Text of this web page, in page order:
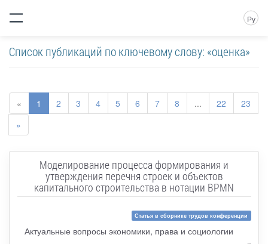
Ру
Список публикаций по ключевому слову: «оценка»
« 1 2 3 4 5 6 7 8 ... 22
23
»
Моделирование процесса формирования и
утверждения перечня строек и объектов
капитального строительства в нотации BPMN
Статья в сборнике трудов конференции
Актуальные вопросы экономики, права и социологии